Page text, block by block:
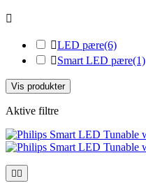

LED pære(6)
Smart LED pære(1)
Vis produkter
Aktive filtre
 